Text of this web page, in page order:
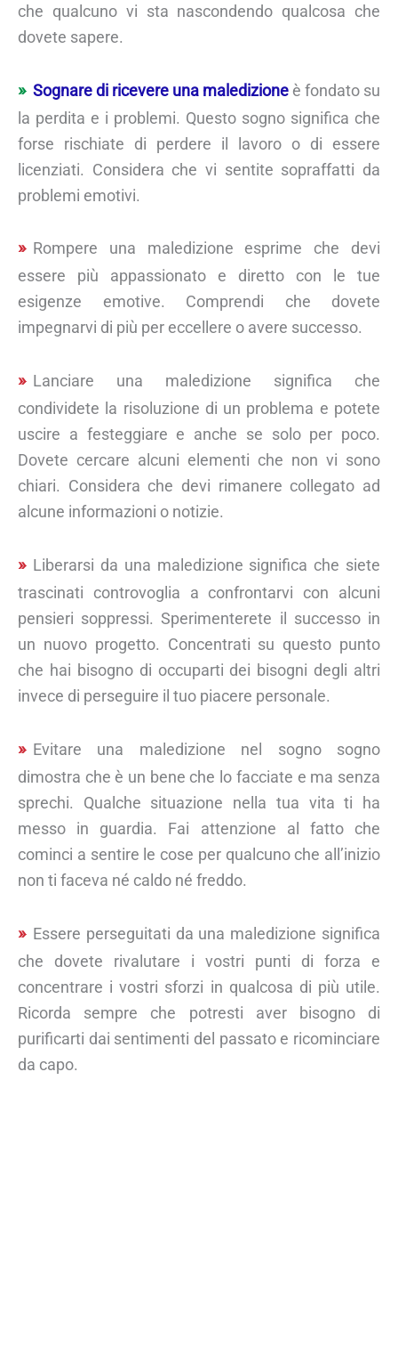
che qualcuno vi sta nascondendo qualcosa che
dovete sapere.
Sognare di ricevere una maledizione è fondato su
la perdita e i problemi. Questo sogno significa che
forse rischiate di perdere il lavoro o di essere
licenziati. Considera che vi sentite sopraffatti da
problemi emotivi.
Rompere una maledizione esprime che devi
essere più appassionato e diretto con le tue
esigenze emotive. Comprendi che dovete
impegnarvi di più per eccellere o avere successo.
Lanciare una maledizione significa che
condividete la risoluzione di un problema e potete
uscire a festeggiare e anche se solo per poco.
Dovete cercare alcuni elementi che non vi sono
chiari. Considera che devi rimanere collegato ad
alcune informazioni o notizie.
Liberarsi da una maledizione significa che siete
trascinati controvoglia a confrontarvi con alcuni
pensieri soppressi. Sperimenterete il successo in
un nuovo progetto. Concentrati su questo punto
che hai bisogno di occuparti dei bisogni degli altri
invece di perseguire il tuo piacere personale.
Evitare una maledizione nel sogno sogno
dimostra che è un bene che lo facciate e ma senza
sprechi. Qualche situazione nella tua vita ti ha
messo in guardia. Fai attenzione al fatto che
cominci a sentire le cose per qualcuno che all’inizio
non ti faceva né caldo né freddo.
Essere perseguitati da una maledizione significa
che dovete rivalutare i vostri punti di forza e
concentrare i vostri sforzi in qualcosa di più utile.
Ricorda sempre che potresti aver bisogno di
purificarti dai sentimenti del passato e ricominciare
da capo.